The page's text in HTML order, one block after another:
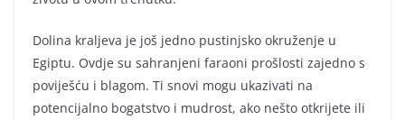
Dolina kraljeva je još jedno pustinjsko okruženje u
Egiptu. Ovdje su sahranjeni faraoni prošlosti zajedno s
poviješću i blagom. Ti snovi mogu ukazivati na
potencijalno bogatstvo i mudrost, ako nešto otkrijete ili